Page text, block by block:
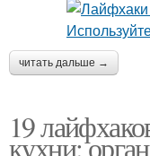
читать дальше →
19
кухни: